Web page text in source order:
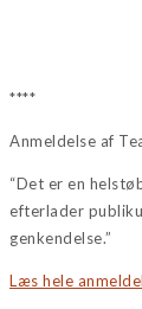
****
Anmeldelse af
“Det er en
efterlader
genkendelse.”
Læs hele